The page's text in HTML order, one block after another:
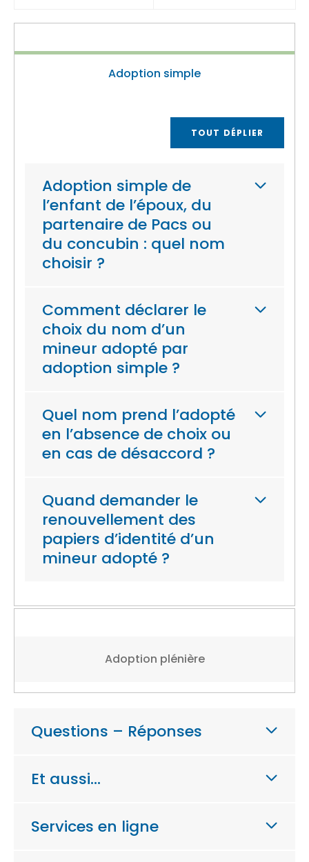
Adoption simple
TOUT DÉPLIER
Adoption simple de
l’enfant de l’époux, du
partenaire de Pacs ou
du concubin : quel nom
choisir ?
Comment déclarer le
choix du nom d’un
mineur adopté par
adoption simple ?
Quel nom prend l’adopté
en l’absence de choix ou
en cas de désaccord ?
Quand demander le
renouvellement des
papiers d’identité d’un
mineur adopté ?
Adoption plénière
Questions – Réponses
Et aussi…
Services en ligne